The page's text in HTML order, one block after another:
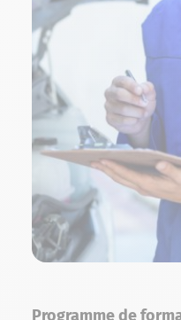
Programme de